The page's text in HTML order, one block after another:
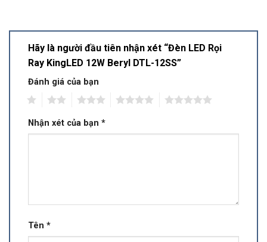
Hãy là người đầu tiên nhận xét “Đèn LED Rọi
Ray KingLED 12W Beryl DTL-12SS”
Đánh giá của bạn
Nhận xét của bạn *
Tên *